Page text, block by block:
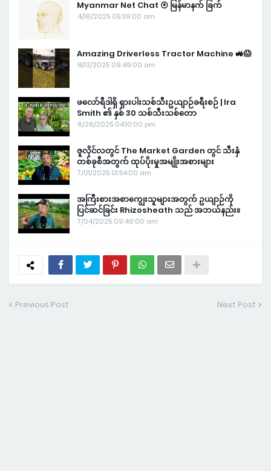
Myanmar Net Chat ⦿ မြန်မာနက် ခြက်
4/16/2025 05:39:00 am
Amazing Driverless Tractor Machine 🚜😱
8/13/2025 09:49:00 am
ဖလော်ရီဒါရှိ ရှားပါးသစ်သီးဥယျာဉ်ခရီးစဉ် | Ira
Smith ၏ နှစ် 30 သစ်သီးသစ်တော
6/26/2025 04:10:00 pm
ဇူလိုင်လတွင် The Market Garden တွင် သီးနှံ
တစ်ခုစီအတွက် ထုပ်ပိုးမှုအမျိုးအစားများ
7/01/2025 01:54:00 am
အကြီးစားအစာကျွေးသူများအတွက် ဥယျာဉ်ကို
ပြင်ဆင်ခြင်း Rhizosheath သည် အဘယ်နည်း။
7/04/2025 09:49:00 am
Previous Post Next Post